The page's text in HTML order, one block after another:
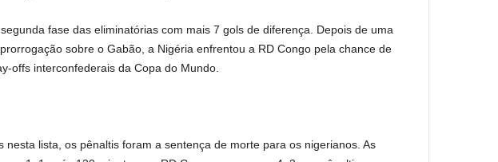
fase das eliminatórias com mais 7 gols de diferença. Depois de uma
sobre o Gabão, a Nigéria enfrentou a RD Congo pela chance de
offs interconfederais da Copa do Mundo.
nesta lista, os pênaltis foram a sentença de morte para os nigerianos. As